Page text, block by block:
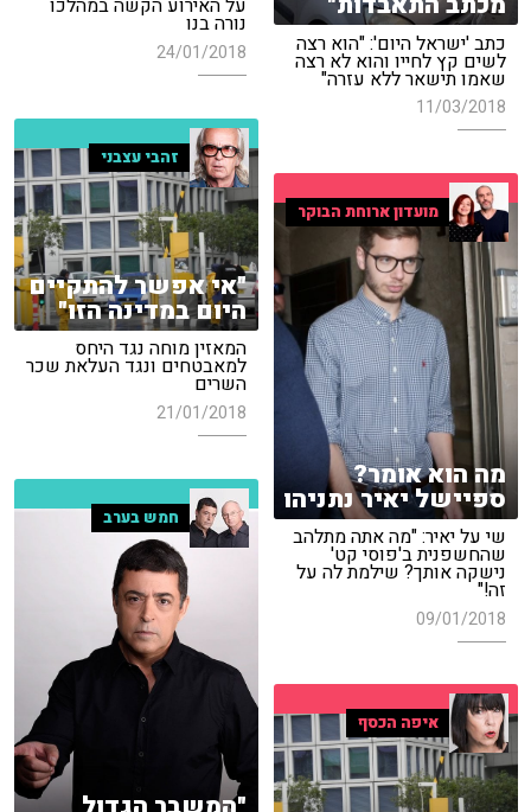
כתב 'ישראל היום': "הוא רצה
לשים קץ לחייו והוא לא רצה
שאמו תישאר ללא עזרה"
11/03/2018
על האירוע הקשה במהלכו
נורה בנו
24/01/2018
זהבי עצבני
"אי אפשר להתקיים
היום במדינה הזו"
המאזין מוחה נגד היחס
למאבטחים ונגד העלאת שכר
השרים
21/01/2018
מועדון ארוחת הבוקר
מה הוא אומר?
ספיישל יאיר נתניהו
שי על יאיר: "מה אתה מתלהב
שהחשפנית ב'פוסי קט'
נישקה אותך? שילמת לה על
זה!"
09/01/2018
חמש בערב
איפה הכסף